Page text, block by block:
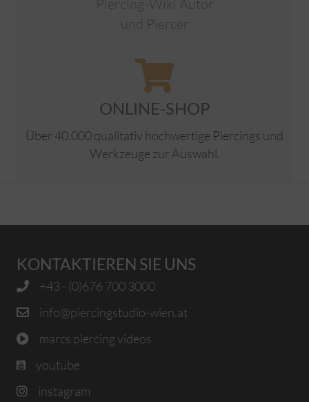
Piercing-Wiki Autor
und Piercer
ONLINE-SHOP
Über 40.000 qualitativ hochwertige Piercings und
Werkzeuge zur Auswahl.
KONTAKTIEREN SIE UNS
+43 - (0)676 700 3000
info@piercingstudio-wien.at
marcs piercing videos
youtube
instagram